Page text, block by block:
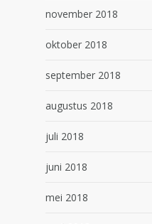
november 2018
oktober 2018
september 2018
augustus 2018
juli 2018
juni 2018
mei 2018